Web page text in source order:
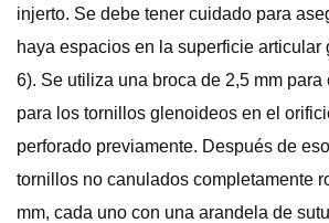
injerto. Se debe tener cuidado para
haya espacios en la superficie articular
6). Se utiliza una broca de 2,5 mm
para los tornillos glenoideos en el
perforado previamente. Después de
tornillos no canulados completamente
mm, cada uno con una arandela de